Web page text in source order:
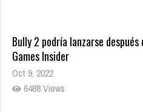
Bully 2 podría lanzarse
Games Insider
Oct 9, 2022
6488 Views